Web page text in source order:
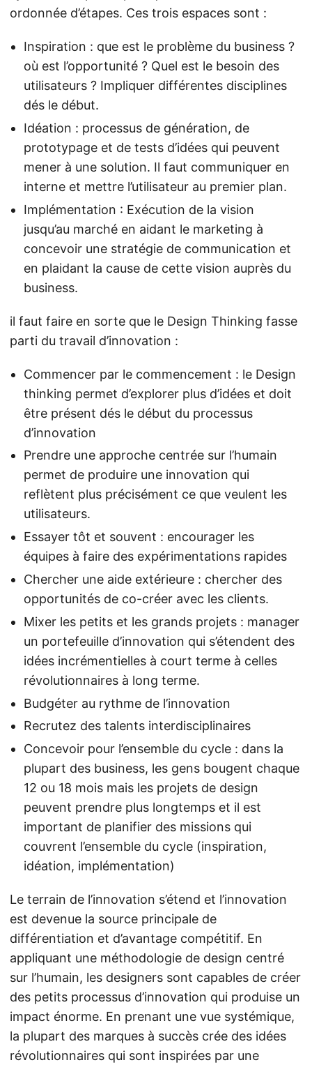
ordonnée d’étapes. Ces trois espaces sont :
Inspiration : que est le problème du business ?
où est l’opportunité ? Quel est le besoin des
utilisateurs ? Impliquer différentes disciplines
dés le début.
Idéation : processus de génération, de
prototypage et de tests d’idées qui peuvent
mener à une solution. Il faut communiquer en
interne et mettre l’utilisateur au premier plan.
Implémentation : Exécution de la vision
jusqu’au marché en aidant le marketing à
concevoir une stratégie de communication et
en plaidant la cause de cette vision auprès du
business.
il faut faire en sorte que le Design Thinking fasse
parti du travail d’innovation :
Commencer par le commencement : le Design
thinking permet d’explorer plus d’idées et doit
être présent dés le début du processus
d’innovation
Prendre une approche centrée sur l’humain
permet de produire une innovation qui
reflètent plus précisément ce que veulent les
utilisateurs.
Essayer tôt et souvent : encourager les
équipes à faire des expérimentations rapides
Chercher une aide extérieure : chercher des
opportunités de co-créer avec les clients.
Mixer les petits et les grands projets : manager
un portefeuille d’innovation qui s’étendent des
idées incrémentielles à court terme à celles
révolutionnaires à long terme.
Budgéter au rythme de l’innovation
Recrutez des talents interdisciplinaires
Concevoir pour l’ensemble du cycle : dans la
plupart des business, les gens bougent chaque
12 ou 18 mois mais les projets de design
peuvent prendre plus longtemps et il est
important de planifier des missions qui
couvrent l’ensemble du cycle (inspiration,
idéation, implémentation)
Le terrain de l’innovation s’étend et l’innovation
est devenue la source principale de
différentiation et d’avantage compétitif. En
appliquant une méthodologie de design centré
sur l’humain, les designers sont capables de créer
des petits processus d’innovation qui produise un
impact énorme. En prenant une vue systémique,
la plupart des marques à succès crée des idées
révolutionnaires qui sont inspirées par une